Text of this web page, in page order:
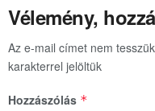
Vélemény,
Az e-mail címet nem
karakterrel jelöltük
Hozzászólás *